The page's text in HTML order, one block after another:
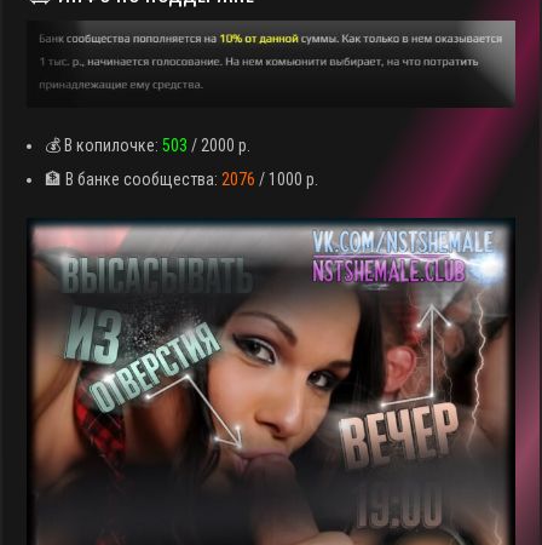
💰 В копилочке:503/ 2000 р.
🏦 В банке сообщества: 2076 / 1000 р.